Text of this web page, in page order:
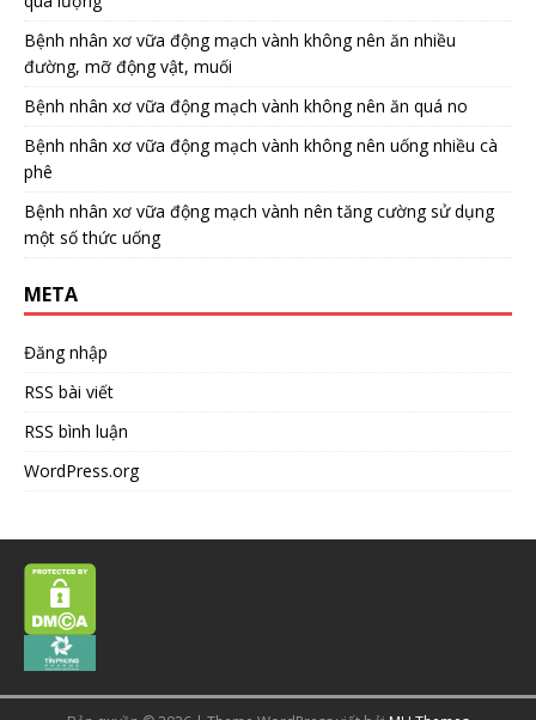
Bệnh nhân xơ vữa động mạch vành không nên ăn nhiều
đường, mỡ động vật, muối
Bệnh nhân xơ vữa động mạch vành không nên ăn quá no
Bệnh nhân xơ vữa động mạch vành không nên uống nhiều cà
phê
Bệnh nhân xơ vữa động mạch vành nên tăng cường sử dụng
một số thức uống
META
Đăng nhập
RSS bài viết
RSS bình luận
WordPress.org